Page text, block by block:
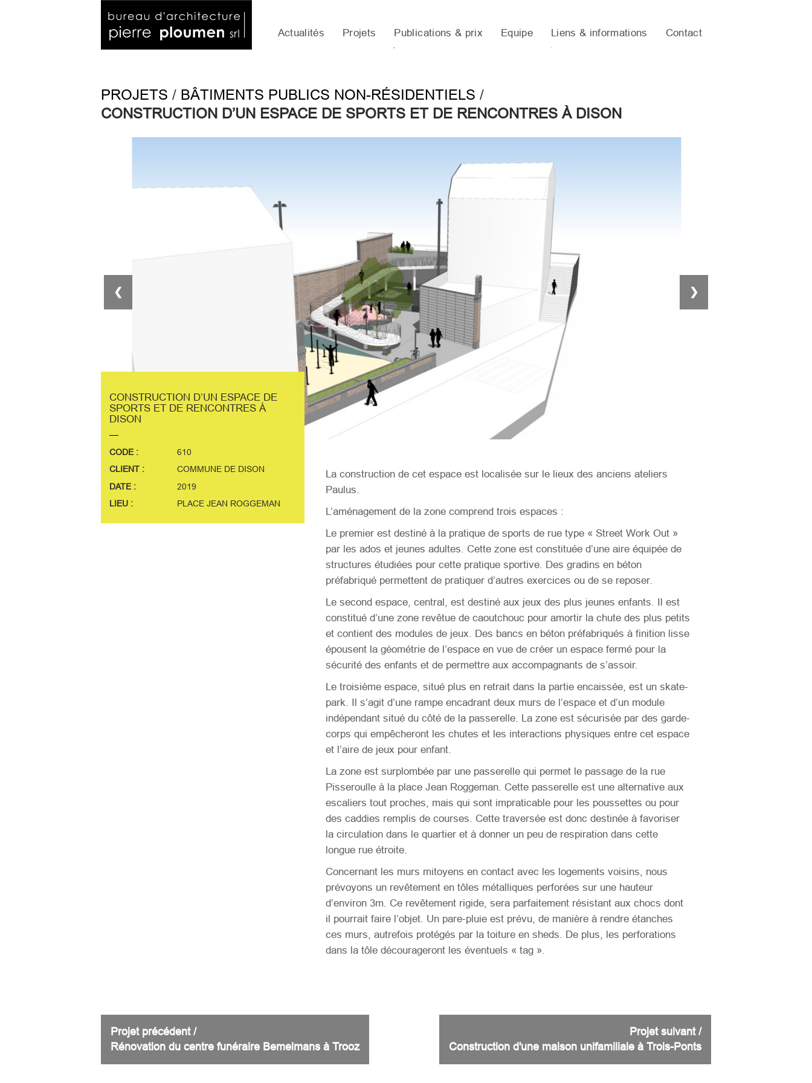
Actualités Projets Publications & prix Equipe Liens & informations Contact
PROJETS / BÂTIMENTS PUBLICS NON-RÉSIDENTIELS /
CONSTRUCTION D’UN ESPACE DE SPORTS ET DE RENCONTRES À DISON
❮ ❯
CONSTRUCTION D’UN ESPACE DE
SPORTS ET DE RENCONTRES À
DISON
CODE :
610
CLIENT :
COMMUNE DE DISON
DATE :
2019
LIEU :
PLACE JEAN ROGGEMAN
La construction de cet espace est localisée sur le lieux des anciens ateliers
Paulus.
L’aménagement de la zone comprend trois espaces :
Le premier est destiné à la pratique de sports de rue type « Street Work Out »
par les ados et jeunes adultes. Cette zone est constituée d’une aire équipée de
structures étudiées pour cette pratique sportive. Des gradins en béton
préfabriqué permettent de pratiquer d’autres exercices ou de se reposer.
Le second espace, central, est destiné aux jeux des plus jeunes enfants. Il est
constitué d’une zone revêtue de caoutchouc pour amortir la chute des plus petits
et contient des modules de jeux. Des bancs en béton préfabriqués à finition lisse
épousent la géométrie de l’espace en vue de créer un espace fermé pour la
sécurité des enfants et de permettre aux accompagnants de s’assoir.
Le troisième espace, situé plus en retrait dans la partie encaissée, est un skate-
park. Il s’agit d’une rampe encadrant deux murs de l’espace et d’un module
indépendant situé du côté de la passerelle. La zone est sécurisée par des garde-
corps qui empêcheront les chutes et les interactions physiques entre cet espace
et l’aire de jeux pour enfant.
La zone est surplombée par une passerelle qui permet le passage de la rue
Pisseroulle à la place Jean Roggeman. Cette passerelle est une alternative aux
escaliers tout proches, mais qui sont impraticable pour les poussettes ou pour
des caddies remplis de courses. Cette traversée est donc destinée à favoriser
la circulation dans le quartier et à donner un peu de respiration dans cette
longue rue étroite.
Concernant les murs mitoyens en contact avec les logements voisins, nous
prévoyons un revêtement en tôles métalliques perforées sur une hauteur
d’environ 3m. Ce revêtement rigide, sera parfaitement résistant aux chocs dont
il pourrait faire l’objet. Un pare-pluie est prévu, de manière à rendre étanches
ces murs, autrefois protégés par la toiture en sheds. De plus, les perforations
dans la tôle décourageront les éventuels « tag ».
Projet précédent /
Rénovation du centre funéraire Bemelmans à Trooz
Projet suivant /
Construction d'une maison unifamiliale à Trois-Ponts